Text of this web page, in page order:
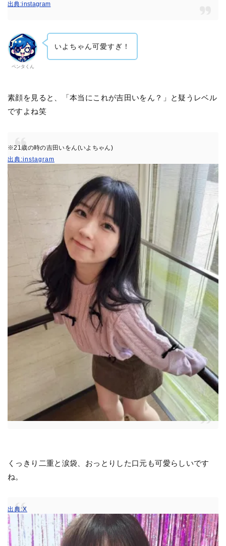
出典:instagram
ペンタくん
いよちゃん可愛すぎ！
素顔を見ると、「本当にこれが吉田いをん？」と疑うレベル
ですよね笑
※21歳の時の吉田いをん(いよちゃん)
出典:instagram
くっきり二重と涙袋、おっとりした口元も可愛らしいです
ね。
出典:X